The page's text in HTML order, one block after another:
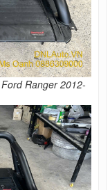
Ranger 2012-